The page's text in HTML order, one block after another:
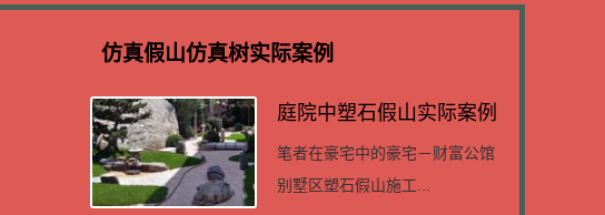
仿真假山仿真树实际案例
庭院中塑石假山实际案例
笔者在豪宅中的豪宅－财富公馆
别墅区塑石假山施工...